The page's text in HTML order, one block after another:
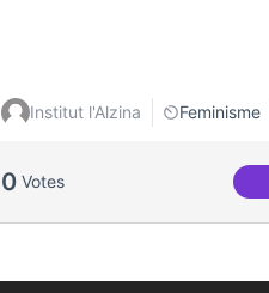
Institut l'Alzina Feminisme
0 Votes